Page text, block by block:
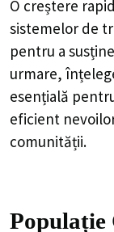
O creștere
sistemelor de
pentru a
urmare,
esențială
eficient
comunității.
Populație